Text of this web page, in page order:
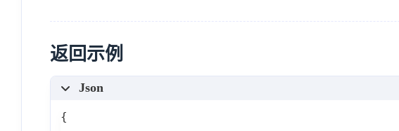
返回示例
Json
{